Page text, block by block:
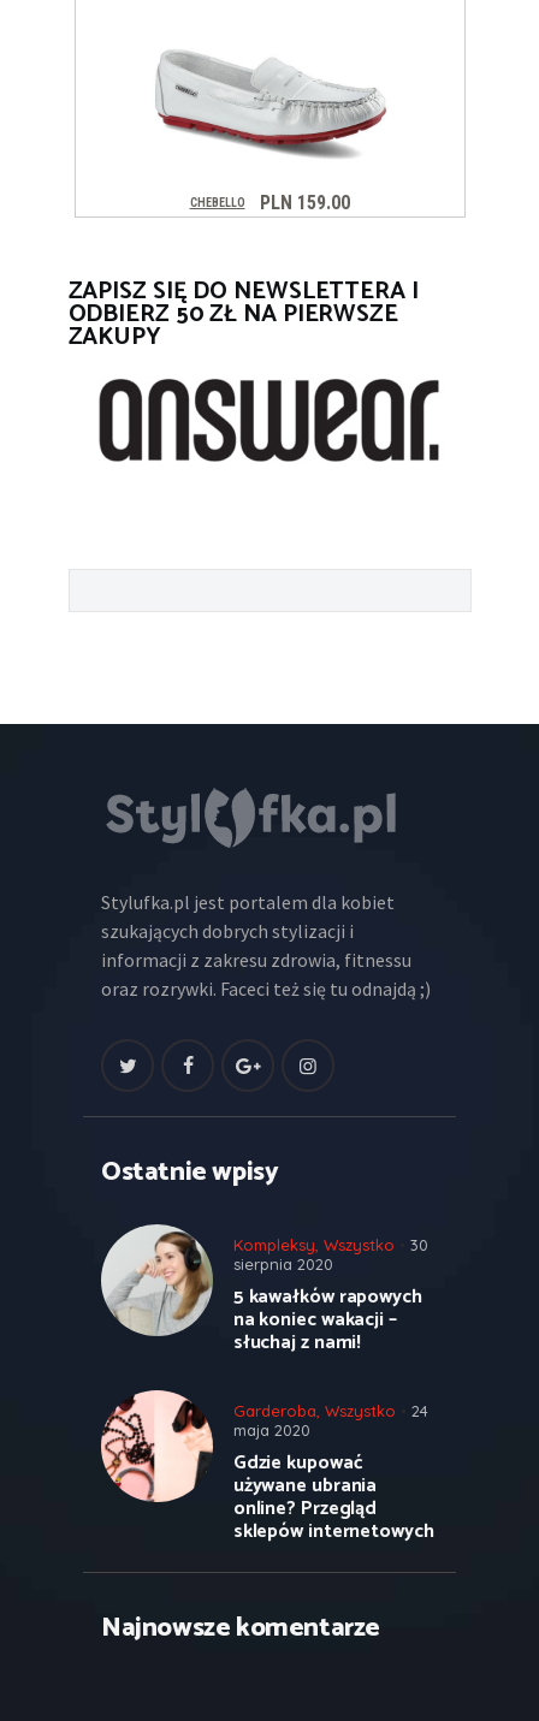
ZAPISZ SIĘ DO NEWSLETTERA I
ODBIERZ 50 ZŁ NA PIERWSZE
ZAKUPY
Stylufka.pl jest portalem dla kobiet
szukających dobrych stylizacji i
informacji z zakresu zdrowia, fitnessu
oraz rozrywki. Faceci też się tu odnajdą ;)
Ostatnie wpisy
Kompleksy Wszystko
30
sierpnia 2020
5 kawałków rapowych
na koniec wakacji –
słuchaj z nami!
Garderoba Wszystko
24
maja 2020
Gdzie kupować
używane ubrania
online? Przegląd
sklepów internetowych
Najnowsze komentarze